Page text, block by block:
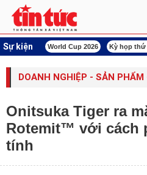
Sự kiện
Cup 2026 Kỳ họp thứ nhất Quốc hội
DOANH NGHIỆP - SẢN PHẨM
Onitsuka Tiger ra
Rotemit™ với cách
tính